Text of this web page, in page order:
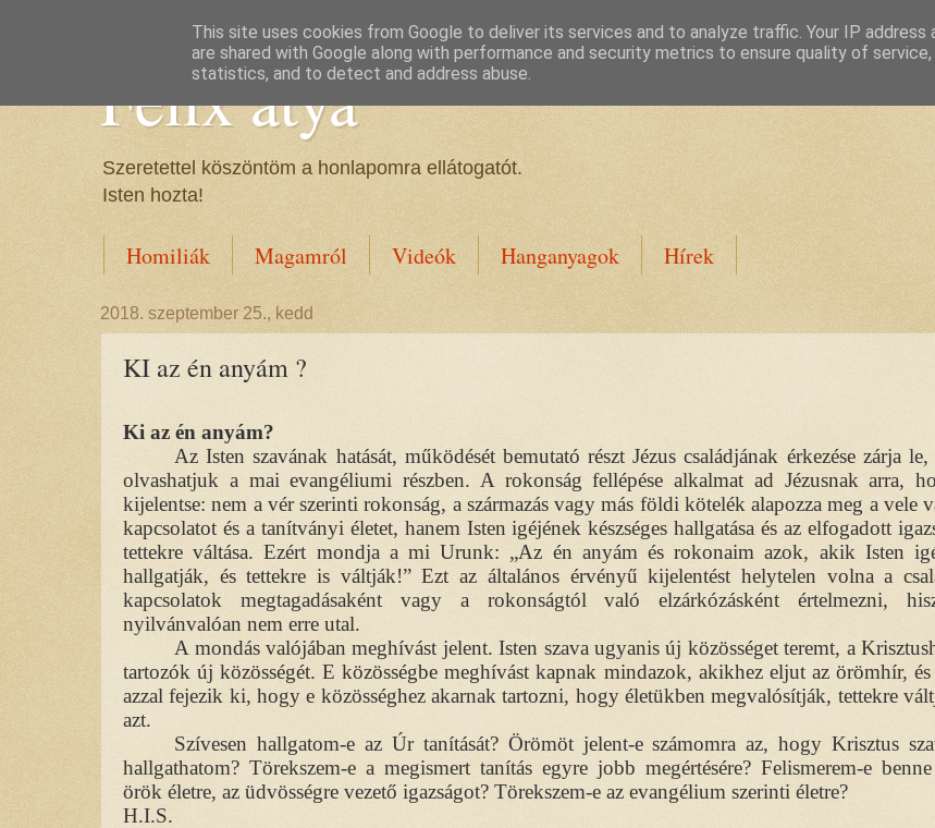
Félix atya
Szeretettel köszöntöm a honlapomra ellátogatót.
Isten hozta!
Homiliák Magamról Videók Hanganyagok Hírek
2018. szeptember 25., kedd
KI az én anyám ?
Ki az én anyám?
Az Isten szavának hatását, működését bemutató részt Jézus családjának érkezése zárja le,
olvashatjuk a mai evangéliumi részben. A rokonság fellépése alkalmat ad Jézusnak arra,
kijelentse: nem a vér szerinti rokonság, a származás vagy más földi kötelék alapozza meg a vele
kapcsolatot és a tanítványi életet, hanem Isten igéjének készséges hallgatása és az elfogadott
tettekre váltása. Ezért mondja a mi Urunk: „Az én anyám és rokonaim azok, akik Isten
hallgatják, és tettekre is váltják!” Ezt az általános érvényű kijelentést helytelen volna a
kapcsolatok megtagadásaként vagy a rokonságtól való elzárkózásként értelmezni,
nyilvánvalóan nem erre utal.
A mondás valójában meghívást jelent. Isten szava ugyanis új közösséget teremt, a
tartozók új közösségét. E közösségbe meghívást kapnak mindazok, akikhez eljut az örömhír,
azzal fejezik ki, hogy e közösséghez akarnak tartozni, hogy életükben megvalósítják, tettekre
azt.
Szívesen hallgatom-e az Úr tanítását? Örömöt jelent-e számomra az, hogy Krisztus
hallgathatom? Törekszem-e a megismert tanítás egyre jobb megértésére? Felismerem-e
örök életre, az üdvösségre vezető igazságot? Törekszem-e az evangélium szerinti életre?
H.I.S.
This site uses cookies from Google to deliver its services and to analyze traffic. Your IP address
are shared with Google along with performance and security metrics to ensure quality of
statistics, and to detect and address abuse.